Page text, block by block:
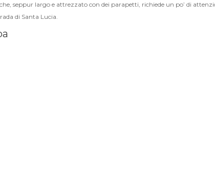
seppur largo e attrezzato con dei parapetti, richiede un po’ di
di Santa Lucia.